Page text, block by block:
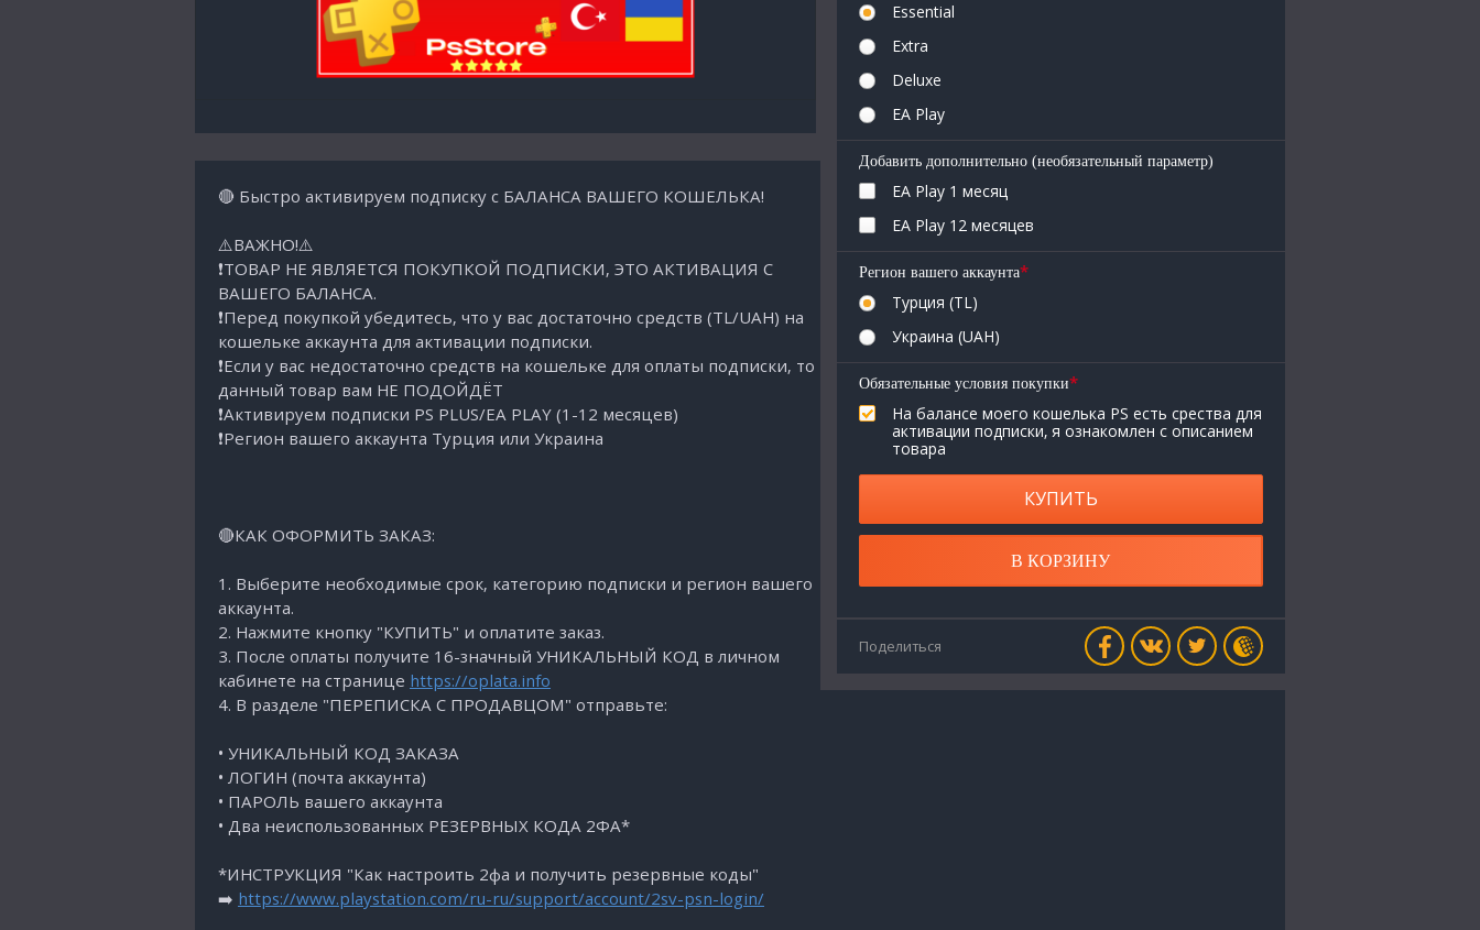
Essential
Extra
Deluxe
EA Play
Добавить дополнительно (необязательный параметр)
EA Play 1 месяц
EA Play 12 месяцев
Регион вашего аккаунта*
Турция (TL)
Украина (UAH)
Обязательные условия покупки*
На балансе моего кошелька PS есть срества для
активации подписки, я ознакомлен с описанием
товара
КУПИТЬ
В КОРЗИНУ
Поделиться
🔴 Быстро активируем подписку с БАЛАНСА ВАШЕГО КОШЕЛЬКА!
⚠️ВАЖНО!⚠️
❗ТОВАР НЕ ЯВЛЯЕТСЯ ПОКУПКОЙ ПОДПИСКИ, ЭТО АКТИВАЦИЯ С
ВАШЕГО БАЛАНСА.
❗Перед покупкой убедитесь, что у вас достаточно средств (TL/UAH) на
кошельке аккаунта для активации подписки.
❗Если у вас недостаточно средств на кошельке для оплаты подписки, то
данный товар вам НЕ ПОДОЙДЁТ
❗Активируем подписки PS PLUS/EA PLAY (1-12 месяцев)
❗Регион вашего аккаунта Турция или Украина
🔴КАК ОФОРМИТЬ ЗАКАЗ:
1. Выберите необходимые срок, категорию подписки и регион вашего
аккаунта.
2. Нажмите кнопку "КУПИТЬ" и оплатите заказ.
3. После оплаты получите 16-значный УНИКАЛЬНЫЙ КОД в личном
кабинете на странице https://oplata.info
4. В разделе "ПЕРЕПИСКА С ПРОДАВЦОМ" отправьте:
• УНИКАЛЬНЫЙ КОД ЗАКАЗА
• ЛОГИН (почта аккаунта)
• ПАРОЛЬ вашего аккаунта
• Два неиспользованных РЕЗЕРВНЫХ КОДА 2ФА*
*ИНСТРУКЦИЯ "Как настроить 2фа и получить резервные коды"
➡️ https://www.playstation.com/ru-ru/support/account/2sv-psn-login/